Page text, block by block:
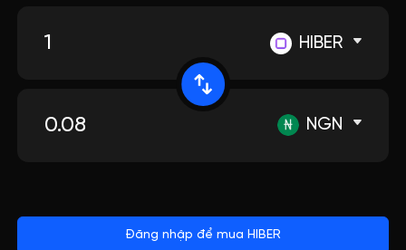
HIBER
NGN
Đăng nhập để mua HIBER